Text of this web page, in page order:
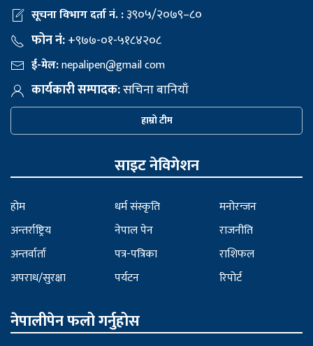
सूचना विभाग दर्ता नं. :३९०५/२०७९–८०
फोन नं:+९७७-०१-५१८४२०८
ई-मेल:nepalipen@gmail com
कार्यकारी सम्पादक:सचिना बानियाँ
हाम्रो टीम
साइट नेविगेशन
होम
अन्तर्राष्ट्रिय
अन्तर्वार्ता
अपराध/सुरक्षा
धर्म संस्कृति
नेपाल पेन
पत्र-पत्रिका
पर्यटन
मनोरन्जन
राजनीति
राशिफल
रिपोर्ट
नेपालीपेन फलो गर्नुहोस